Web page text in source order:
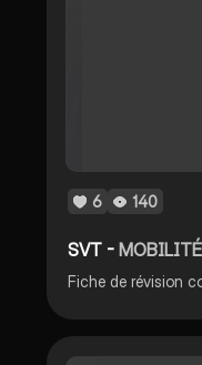
6 140
SVT -MOBILITÉ